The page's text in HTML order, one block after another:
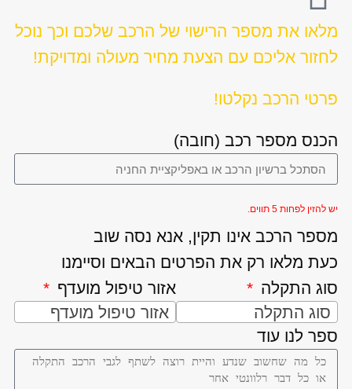
מלאו את מספר הרישוי של הרכב שלכם וכך נוכל
לחזור אליכם עם הצעת מחיר מעולה ומדויקת!
פרטי הרכב נקלטו!
הכנס מספר רכב (חובה)
יש להזין לפחות 5 תווים.
מספר הרכב אינו תקין, אנא נסה שוב
כעת מלאו רק את הפרטים הבאים וסיימנו
סוג התקלה
סוג התקלה
אזור טיפול מועדף
אזור טיפול מועדף
ספר לנו עוד